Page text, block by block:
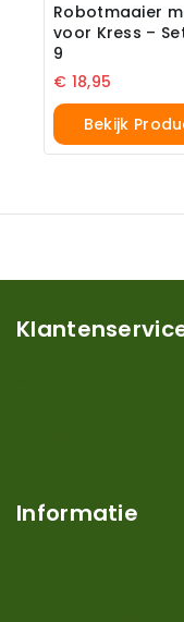
Robotmaaier
voor Kress –
9
€ 18,95
Bekijk
Informatie